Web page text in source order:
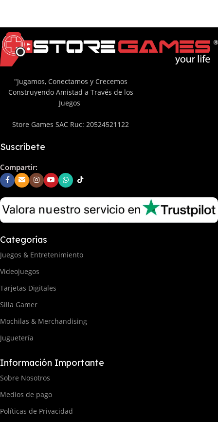
"Jugamos, Conectamos y Crecemos
Construyendo Amistad a Través de los
Juegos
Store Games SAC Ruc: 20524521122
Suscríbete
Compartir:
Categorías
Juegos & Entretenimiento
Videojuegos
Tarjetas Digitales
Silla Gamer
Mochilas & Merchandising
Juguetería
Información Importante
Sobre Nosotros
Medios de pago
Políticas de Privacidad